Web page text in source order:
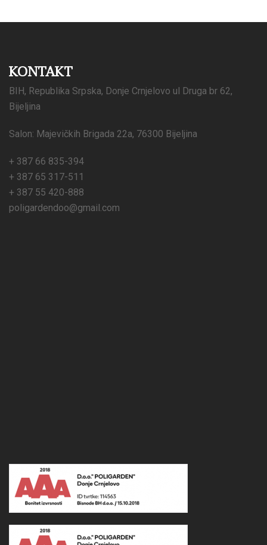
KONTAKT
BIH, Republika Srpska, Donje Crnjelovo ul Druga br 62,
Bijeljina
Salon: Majevičkih Brigada 22a, 76300 Bijeljina
+ 387 66 835-394
+ 387 65 317-511
+ 387 55 420-888
poligardendoo@gmail.com